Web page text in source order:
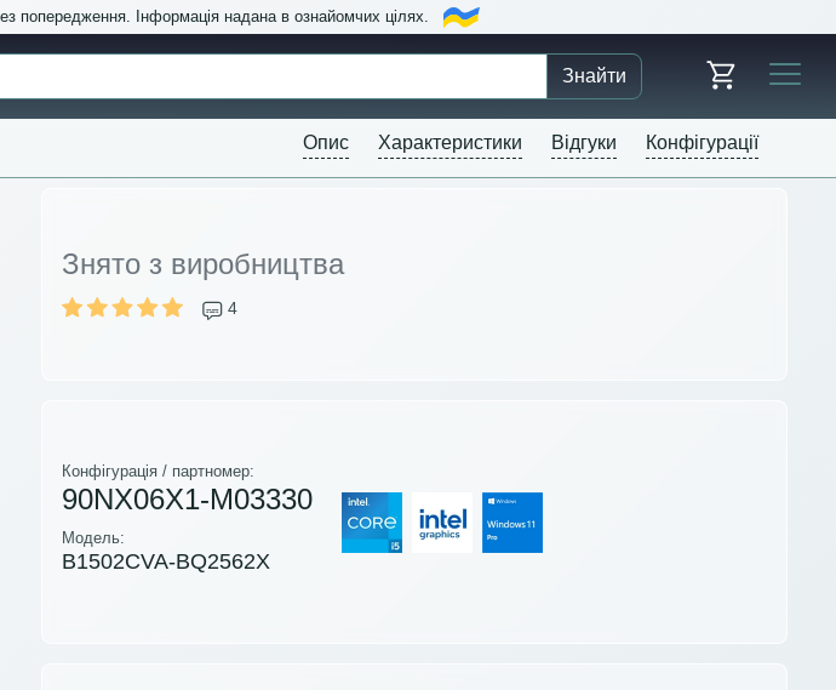
попередження. Інформація надана в ознайомчих цілях.
Знайти
Опис Характеристики Відгуки Конфігурації
Знято з виробництва
4
Конфігурація / партномер:
90NX06X1-M03330
Модель:
B1502CVA-BQ2562X